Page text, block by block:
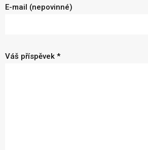
E-mail (nepovinné)
Váš příspěvek *